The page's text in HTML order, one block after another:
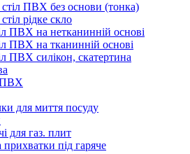
ПВХ без основи (тонка)
рідке скло
ПВХ на нетканинній основі
ПВХ на тканинній основі
ПВХ силікон, скатертина
ПВХ
для миття посуду
для газ. плит
прихватки під гаряче